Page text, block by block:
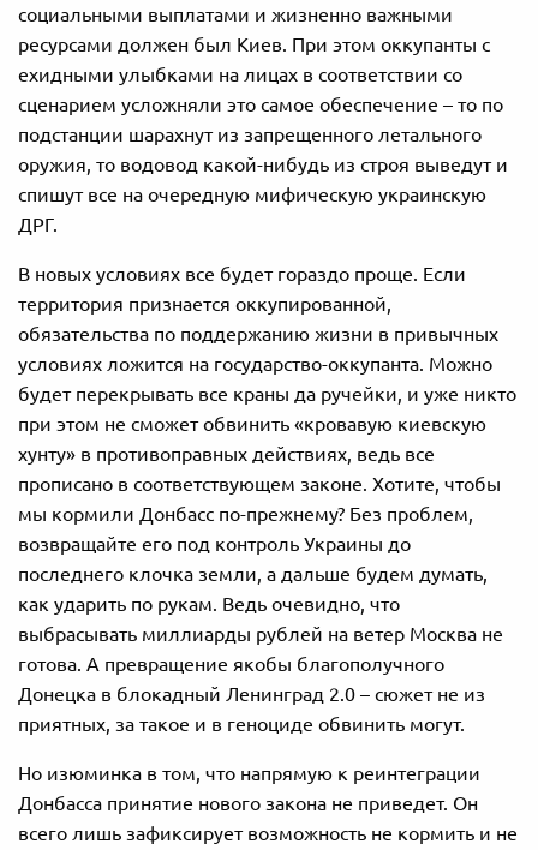
социальными выплатами и жизненно важными
ресурсами должен был Киев. При этом оккупанты с
ехидными улыбками на лицах в соответствии со
сценарием усложняли это самое обеспечение – то по
подстанции шарахнут из запрещенного летального
оружия, то водовод какой-нибудь из строя выведут и
спишут все на очередную мифическую украинскую
ДРГ.
В новых условиях все будет гораздо проще. Если
территория признается оккупированной,
обязательства по поддержанию жизни в привычных
условиях ложится на государство-оккупанта. Можно
будет перекрывать все краны да ручейки, и уже никто
при этом не сможет обвинить «кровавую киевскую
хунту» в противоправных действиях, ведь все
прописано в соответствующем законе. Хотите, чтобы
мы кормили Донбасс по-прежнему? Без проблем,
возвращайте его под контроль Украины до
последнего клочка земли, а дальше будем думать,
как ударить по рукам. Ведь очевидно, что
выбрасывать миллиарды рублей на ветер Москва не
готова. А превращение якобы благополучного
Донецка в блокадный Ленинград 2.0 – сюжет не из
приятных, за такое и в геноциде обвинить могут.
Но изюминка в том, что напрямую к реинтеграции
Донбасса принятие нового закона не приведет. Он
всего лишь зафиксирует возможность не кормить и не